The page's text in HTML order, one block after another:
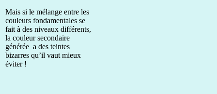
Mais si le mélange entre les
couleurs fondamentales se
fait à des niveaux différents,
la couleur secondaire
générée a des teintes
bizarres qu’il vaut mieux
éviter !